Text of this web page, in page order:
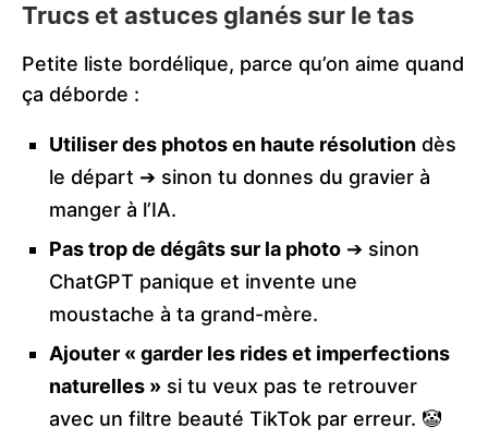
Trucs et astuces glanés sur le tas
Petite liste bordélique, parce qu’on aime quand
ça déborde :
Utiliser des photos en haute résolution dès
le départ ➔ sinon tu donnes du gravier à
manger à l’IA.
Pas trop de dégâts sur la photo ➔ sinon
ChatGPT panique et invente une
moustache à ta grand-mère.
Ajouter « garder les rides et imperfections
naturelles » si tu veux pas te retrouver
avec un filtre beauté TikTok par erreur. 🤡